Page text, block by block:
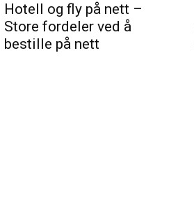
Hotell og fly på nett –
Store fordeler ved å
bestille på nett